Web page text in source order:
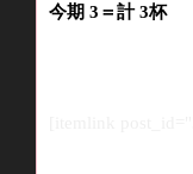
今期 3 ＝計3杯